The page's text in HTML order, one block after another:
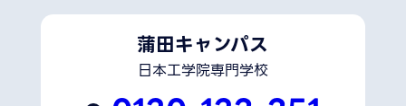
蒲田キャンパス
日本工学院専門学校